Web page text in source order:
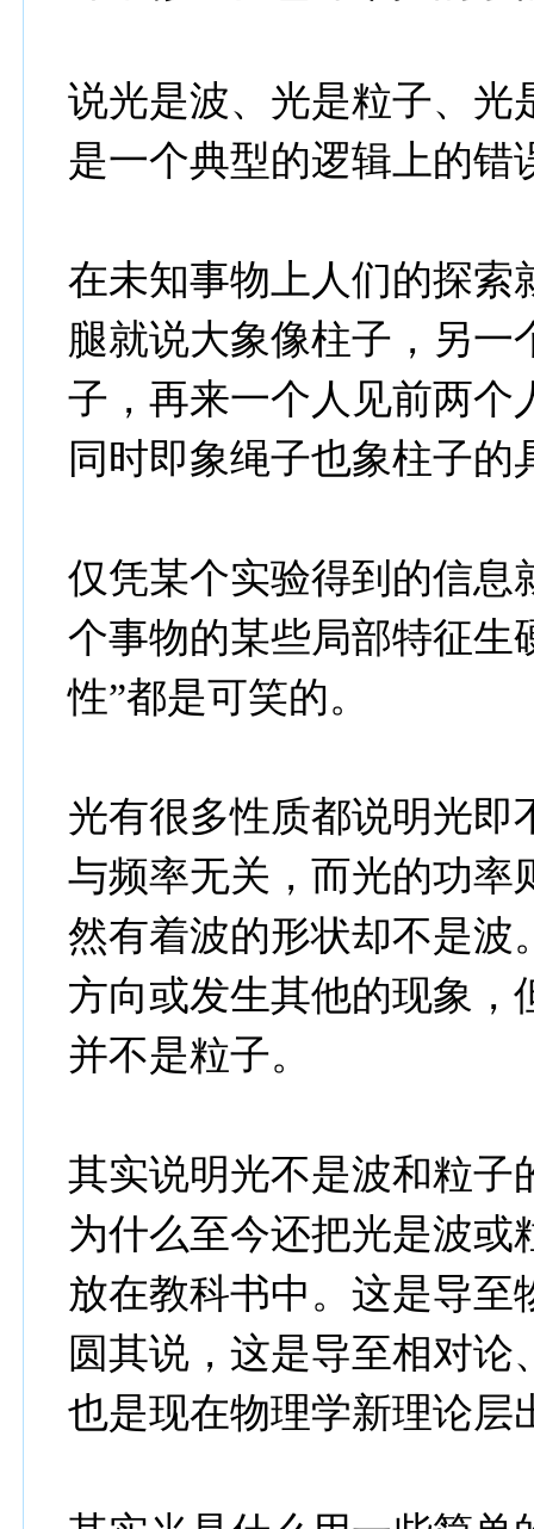
说光是波、光是粒子、光
是一个典型的逻辑上的错
在未知事物上人们的探索
腿就说大象像柱子，另
子，再来一个人见前两个
同时即象绳子也象柱子的
仅凭某个实验得到的信息
个事物的某些局部特征生
性”都是可笑的。
光有很多性质都说明光即
与频率无关，而光的功率
然有着波的形状却不是波
方向或发生其他的现象，
并不是粒子。
其实说明光不是波和粒子
为什么至今还把光是波或
放在教科书中。这是导至
圆其说，这是导至相对
也是现在物理学新理论层